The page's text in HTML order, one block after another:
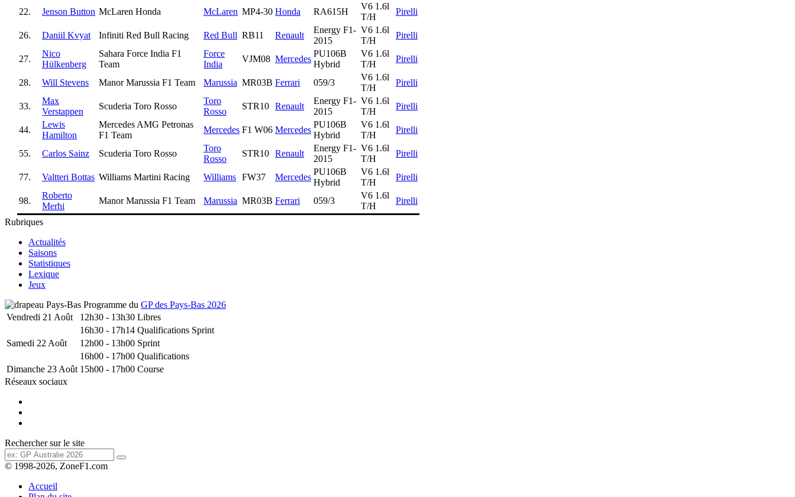
22. Jenson Button McLaren Honda McLaren MP4-30 Honda RA615H
V6 1.6l
T/H
Pirelli
26. Daniil Kvyat Infiniti Red Bull Racing Red Bull RB11 Renault
Energy F1-
2015
V6 1.6l
T/H
Pirelli
27.
Nico
Hülkenberg
Sahara Force India F1
Team
Force
India
VJM08 Mercedes
PU106B
Hybrid
V6 1.6l
T/H
Pirelli
28. Will Stevens Manor Marussia F1 Team Marussia MR03B Ferrari 059/3
V6 1.6l
T/H
Pirelli
33.
Max
Verstappen
Scuderia Toro Rosso
Toro
Rosso
STR10 Renault
Energy F1-
2015
V6 1.6l
T/H
Pirelli
44.
Lewis
Hamilton
Mercedes AMG Petronas
F1 Team
Mercedes F1 W06 Mercedes
PU106B
Hybrid
V6 1.6l
T/H
Pirelli
55. Carlos Sainz Scuderia Toro Rosso
Toro
Rosso
STR10 Renault
Energy F1-
2015
V6 1.6l
T/H
Pirelli
77. Valtteri Bottas Williams Martini Racing Williams FW37 Mercedes
PU106B
Hybrid
V6 1.6l
T/H
Pirelli
98.
Roberto
Merhi
Manor Marussia F1 Team Marussia MR03B Ferrari 059/3
V6 1.6l
T/H
Pirelli
Rubriques
Actualités
Saisons
Statistiques
Lexique
Jeux
Programme du GP des Pays-Bas 2026
Vendredi 21 Août
12h30 - 13h30 Libres
16h30 - 17h14 Qualifications Sprint
Samedi 22 Août
12h00 - 13h00 Sprint
16h00 - 17h00 Qualifications
Dimanche 23 Août 15h00 - 17h00 Course
Réseaux sociaux
Rechercher sur le site
© 1998-2026, ZoneF1.com
Accueil